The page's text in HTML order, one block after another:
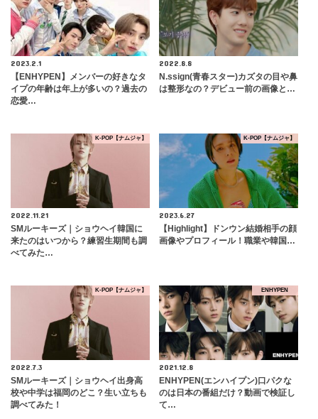
2023.2.1
【ENHYPEN】メンバーの好きなタ
イプの年齢は年上が多いの？過去の
恋愛…
2022.8.8
N.ssign(青春スター)カズタの目や鼻
は整形なの？デビュー前の画像と…
K-POP【ナムジャ】
2022.11.21
SMルーキーズ｜ショウヘイ韓国に
来たのはいつから？練習生期間も調
べてみた…
K-POP【ナムジャ】
2023.6.27
【Highlight】ドンウン結婚相手の顔
画像やプロフィール！職業や韓国…
K-POP【ナムジャ】
2022.7.3
SMルーキーズ｜ショウヘイ出身高
校や中学は福岡のどこ？生い立ちも
調べてみた！
ENHYPEN
2021.12.8
ENHYPEN(エンハイプン)口パクな
のは日本の番組だけ？動画で検証し
て…